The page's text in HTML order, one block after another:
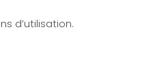
d’utilisation.